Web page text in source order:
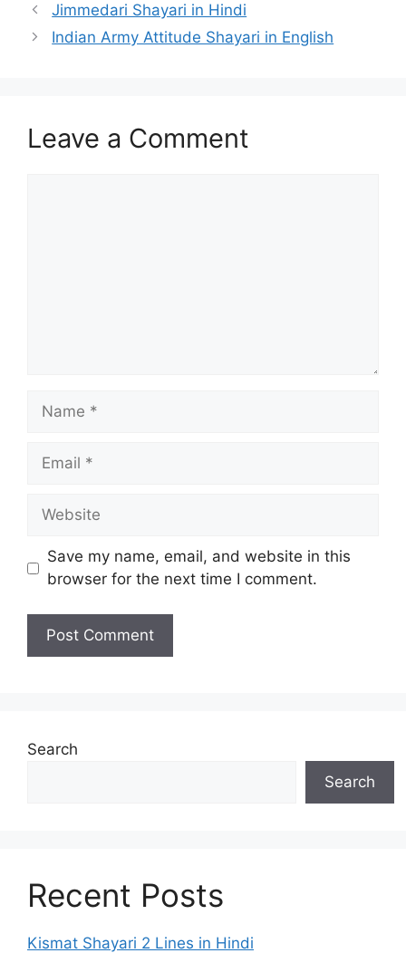
Jimmedari Shayari in Hindi
Indian Army Attitude Shayari in English
Leave a Comment
Name
Email
Website
Save my name, email, and website in this
browser for the next time I comment.
Search
Search
Recent Posts
Kismat Shayari 2 Lines in Hindi